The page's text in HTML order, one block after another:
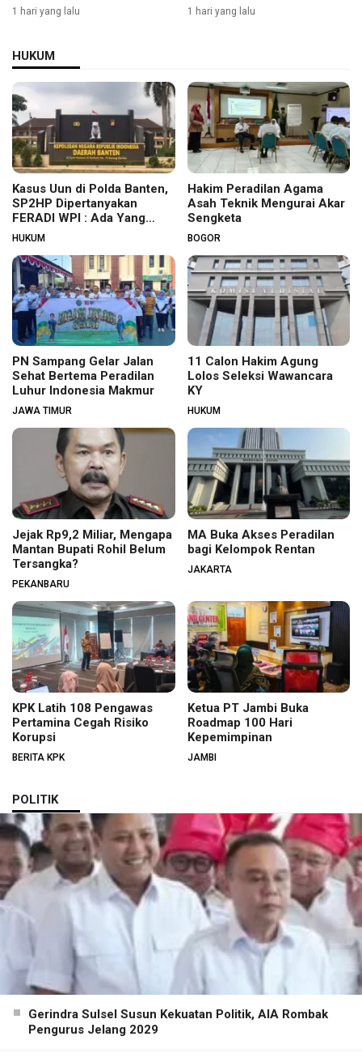
1 hari yang lalu 1 hari yang lalu
HUKUM
Kasus Uun di Polda Banten,
SP2HP Dipertanyakan
FERADI WPI : Ada Yang
Tidak Beres?
HUKUM
Hakim Peradilan Agama
Asah Teknik Mengurai Akar
Sengketa
BOGOR
PN Sampang Gelar Jalan
Sehat Bertema Peradilan
Luhur Indonesia Makmur
JAWA TIMUR
11 Calon Hakim Agung
Lolos Seleksi Wawancara
KY
HUKUM
Jejak Rp9,2 Miliar, Mengapa
Mantan Bupati Rohil Belum
Tersangka?
PEKANBARU
MA Buka Akses Peradilan
bagi Kelompok Rentan
JAKARTA
KPK Latih 108 Pengawas
Pertamina Cegah Risiko
Korupsi
BERITA KPK
Ketua PT Jambi Buka
Roadmap 100 Hari
Kepemimpinan
JAMBI
POLITIK
Gerindra Sulsel Susun Kekuatan Politik, AIA Rombak
Pengurus Jelang 2029